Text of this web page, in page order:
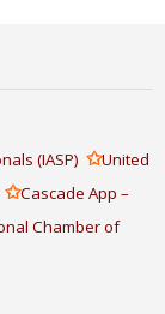
(IASP) ✩United
✩Cascade App –
Chamber of